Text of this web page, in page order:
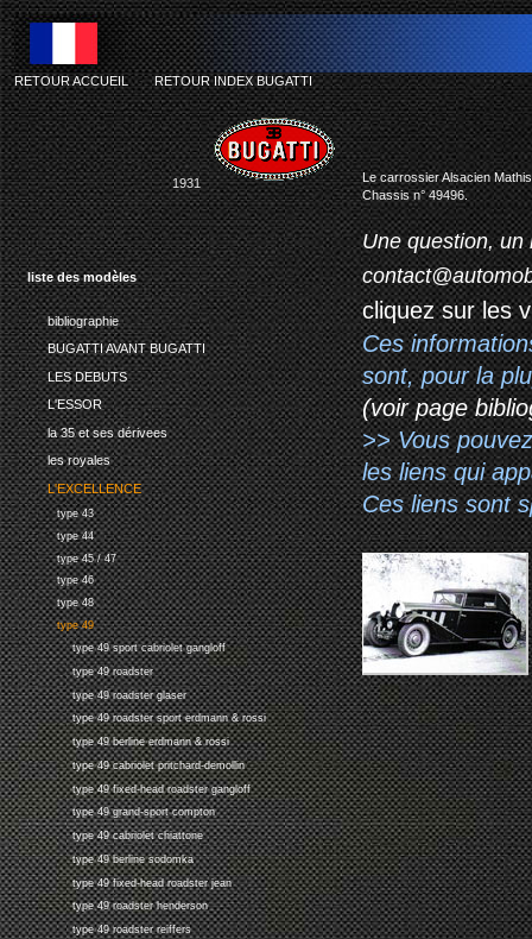
liste des modèles
bibliographie
BUGATTI AVANT BUGATTI
LES DEBUTS
L'ESSOR
la 35 et ses dérivees
les royales
L'EXCELLENCE
type 43
type 44
type 45 / 47
type 46
type 48
type 49
type 49 sport cabriolet gangloff
type 49 roadster
type 49 roadster glaser
type 49 roadster sport erdmann & rossi
type 49 berline erdmann & rossi
type 49 cabriolet pritchard-demollin
type 49 fixed-head roadster gangloff
type 49 grand-sport compton
type 49 cabriolet chiattone
type 49 berline sodomka
type 49 fixed-head roadster jean
type 49 roadster henderson
type 49 roadster reiffers
RETOUR ACCUEIL-RETOUR INDEX BUGATTI
1931
Le carrossier Alsacien
Chassis n° 49496.
Une question, un
cliquez sur les
Ces
sont, pour la
(voir page
>> Vous
les liens qui
Ces liens sont